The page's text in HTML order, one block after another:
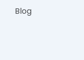
Blog